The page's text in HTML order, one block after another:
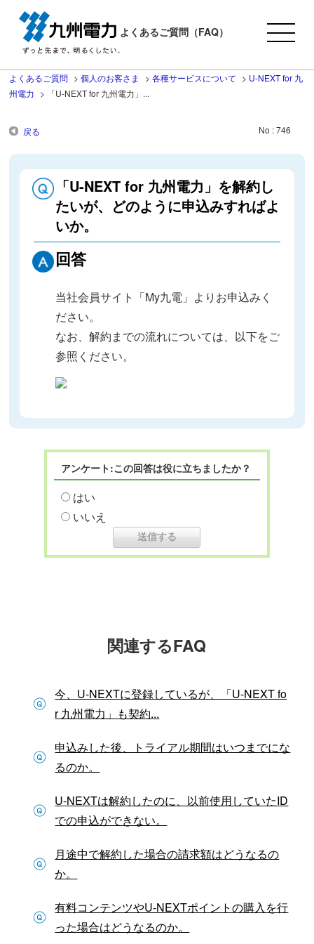
よくあるご質問（FAQ）
よくあるご質問 >個人のお客さま >各種サービスについて > U-NEXT for 九
州電力 > 「U-NEXT for 九州電力」...
戻る No : 746
「U-NEXT for 九州電力」を解約し
たいが、どのように申込みすればよ
いか。
回答
当社会員サイト「My九電」よりお申込みく
ださい。
なお、解約までの流れについては、以下をご
参照ください。
アンケート:この回答は役に立ちましたか？
はい
いいえ
関連するFAQ
今、U-NEXTに登録しているが、「U-NEXT fo
r 九州電力」も契約...
申込みした後、トライアル期間はいつまでにな
るのか。
U-NEXTは解約したのに、以前使用していたID
での申込ができない。
月途中で解約した場合の請求額はどうなるの
か。
有料コンテンツやU-NEXTポイントの購入を行
った場合はどうなるのか。